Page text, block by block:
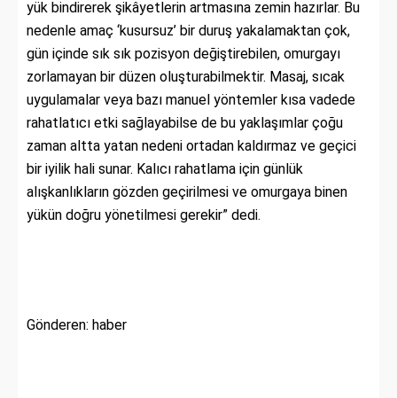
yük bindirerek şikâyetlerin artmasına zemin hazırlar. Bu
nedenle amaç ‘kusursuz’ bir duruş yakalamaktan çok,
gün içinde sık sık pozisyon değiştirebilen, omurgayı
zorlamayan bir düzen oluşturabilmektir. Masaj, sıcak
uygulamalar veya bazı manuel yöntemler kısa vadede
rahatlatıcı etki sağlayabilse de bu yaklaşımlar çoğu
zaman altta yatan nedeni ortadan kaldırmaz ve geçici
bir iyilik hali sunar. Kalıcı rahatlama için günlük
alışkanlıkların gözden geçirilmesi ve omurgaya binen
yükün doğru yönetilmesi gerekir” dedi.
Gönderen: haber